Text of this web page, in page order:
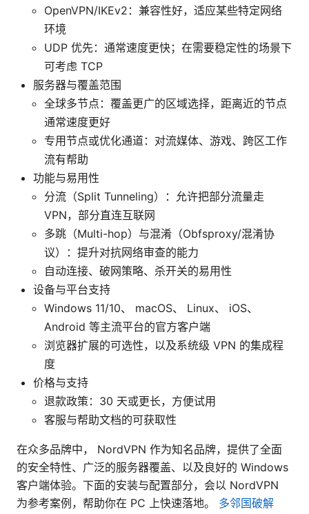
OpenVPN/IKEv2：兼容性好，适应某些特定网络
环境
UDP 优先：通常速度更快；在需要稳定性的场景下
可考虑 TCP
服务器与覆盖范围
全球多节点：覆盖更广的区域选择，距离近的节点
通常速度更好
专用节点或优化通道：对流媒体、游戏、跨区工作
流有帮助
功能与易用性
分流（Split Tunneling）：允许把部分流量走
VPN，部分直连互联网
多跳（Multi-hop）与混淆（Obfsproxy/混淆协
议）：提升对抗网络审查的能力
自动连接、破网策略、杀开关的易用性
设备与平台支持
Windows 11/10、 macOS、 Linux、 iOS、
Android 等主流平台的官方客户端
浏览器扩展的可选性，以及系统级 VPN 的集成程
度
价格与支持
退款政策：30 天或更长，方便试用
客服与帮助文档的可获取性
在众多品牌中， NordVPN 作为知名品牌，提供了全面
的安全特性、广泛的服务器覆盖、以及良好的 Windows
客户端体验。下面的安装与配置部分，会以 NordVPN
为参考案例，帮助你在 PC 上快速落地。 多邻国破解